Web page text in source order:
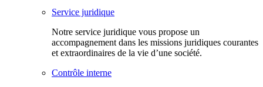
Service juridique
Notre service juridique vous propose un
accompagnement dans les missions juridiques courantes
et extraordinaires de la vie d’une société.
Contrôle interne